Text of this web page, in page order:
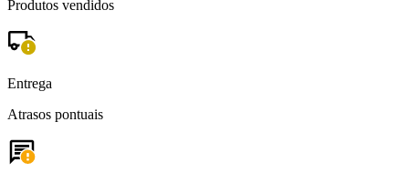
Produtos vendidos
Entrega
Atrasos pontuais